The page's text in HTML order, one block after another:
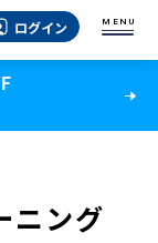
ログイン MENU
ニング